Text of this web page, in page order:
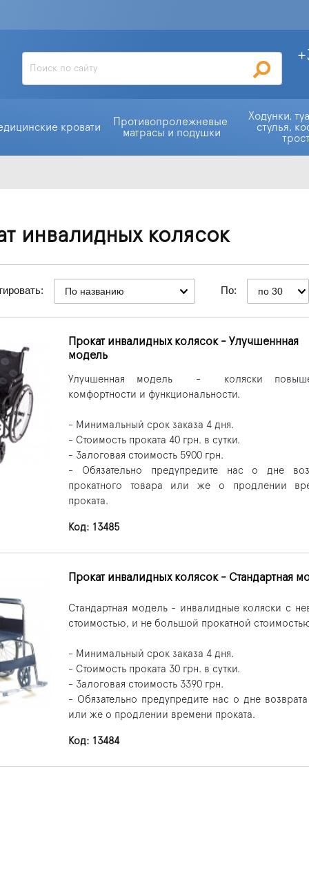
кровати
Противопролежневые
матрасы и подушки
Ходунки,
стулья,
инвалидных колясок
По названию По: по 30
Прокат инвалидных колясок - Улучшеннная
модель
Улучшенная модель - коляски
комфортности и функциональности.
- Минимальный срок заказа 4 дня.
- Стоимость проката 40 грн. в сутки.
- Залоговая стоимость 5900 грн.
- Обязательно предупредите нас о дне
прокатного товара или же о продлении
проката.
Код: 13485
Прокат инвалидных колясок - Стандартная
Стандартная модель - инвалидные коляски с
стоимостью, и не большой прокатной
- Минимальный срок заказа 4 дня.
- Стоимость проката 30 грн. в сутки.
- Залоговая стоимость 3390 грн.
- Обязательно предупредите нас о дне
или же о продлении времени проката.
Код: 13484